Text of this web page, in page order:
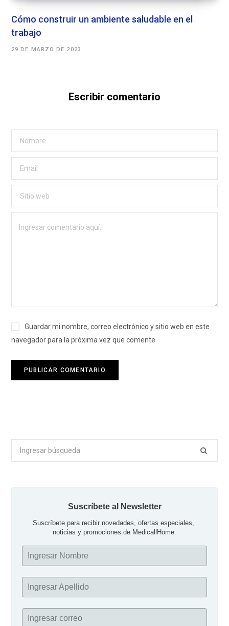
Cómo construir un ambiente saludable en el
trabajo
29 DE MARZO DE 2023
Escribir comentario
Guardar mi nombre, correo electrónico y sitio web en este
navegador para la próxima vez que comente.
Suscríbete al Newsletter
Suscríbete para recibir novedades, ofertas especiales,
noticias y promociones de MedicallHome.
Ingresar Nombre
Ingresar Apellido
Ingresar correo